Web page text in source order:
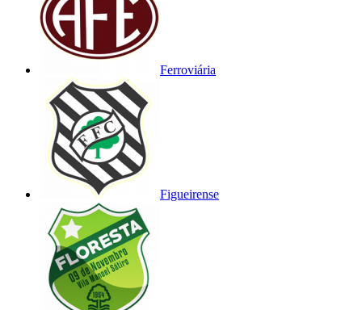
Ferroviária
Figueirense